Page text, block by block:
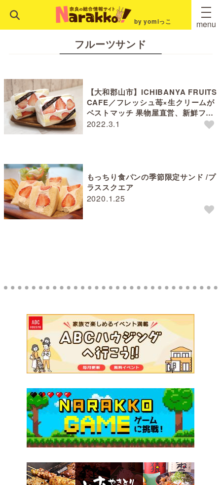
by yomiっこ menu
フルーツサンド
2022.3.1
【大和郡山市】ICHIBANYA FRUITS
CAFE／フレッシュ苺×生クリームが
ベストマッチ 果物屋直営、新鮮フル
ーツサンド
2020.1.25
もっちり食パンの季節限定サンド /プ
ラススクエア